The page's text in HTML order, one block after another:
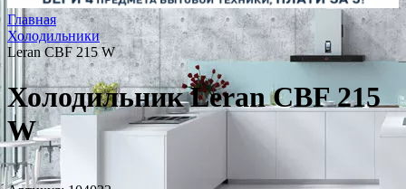
Главная
Холодильники
Leran CBF 215 W
Холодильник Leran CBF 215
W